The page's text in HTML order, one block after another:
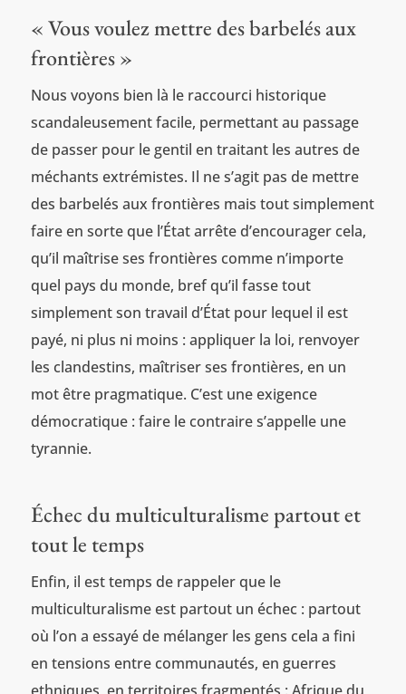
« Vous voulez mettre des barbelés aux
frontières »
Nous voyons bien là le raccourci historique
scandaleusement facile, permettant au passage
de passer pour le gentil en traitant les autres de
méchants extrémistes. Il ne s’agit pas de mettre
des barbelés aux frontières mais tout simplement
faire en sorte que l’État arrête d’encourager cela,
qu’il maîtrise ses frontières comme n’importe
quel pays du monde, bref qu’il fasse tout
simplement son travail d’État pour lequel il est
payé, ni plus ni moins : appliquer la loi, renvoyer
les clandestins, maîtriser ses frontières, en un
mot être pragmatique. C’est une exigence
démocratique : faire le contraire s’appelle une
tyrannie.
Échec du multiculturalisme partout et
tout le temps
Enfin, il est temps de rappeler que le
multiculturalisme est partout un échec : partout
où l’on a essayé de mélanger les gens cela a fini
en tensions entre communautés, en guerres